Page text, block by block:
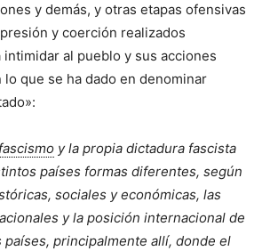
y demás, y otras etapas ofensivas
y coerción realizados
al pueblo y sus acciones
que se ha dado en denominar
fascismo y la propia dictadura fascista
países formas diferentes, según
sociales y económicas, las
y la posición internacional de
países, principalmente allí, donde el